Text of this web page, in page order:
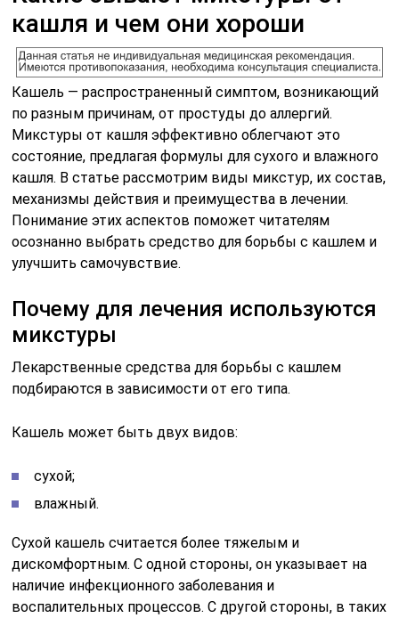
кашля и чем они хороши
Кашель — распространенный симптом, возникающий
по разным причинам, от простуды до аллергий.
Микстуры от кашля эффективно облегчают это
состояние, предлагая формулы для сухого и влажного
кашля. В статье рассмотрим виды микстур, их состав,
механизмы действия и преимущества в лечении.
Понимание этих аспектов поможет читателям
осознанно выбрать средство для борьбы с кашлем и
улучшить самочувствие.
Почему для лечения используются
микстуры
Лекарственные средства для борьбы с кашлем
подбираются в зависимости от его типа.
Кашель может быть двух видов:
сухой;
влажный.
Сухой кашель считается более тяжелым и
дискомфортным. С одной стороны, он указывает на
наличие инфекционного заболевания и
воспалительных процессов. С другой стороны, в таких